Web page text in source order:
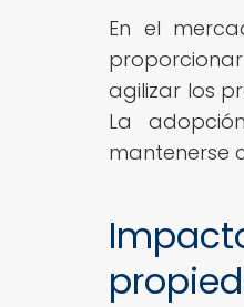
En el
agilizar los
La
mantenerse